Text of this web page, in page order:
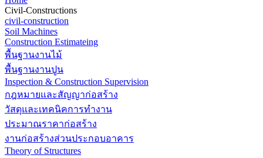
Civil-Constructions
civil-construction
Soil Machines
Construction Estimateing
พื้นฐานงานไม้
พื้นฐานงานปูน
Inspection & Construction Supervision
กฎหมายและสัญญาก่อสร้าง
วัสดุและเทคนิคการทำงาน
ประมาณราคาก่อสร้าง
งานก่อสร้างส่วนประกอบอาคาร
Theory of Structures